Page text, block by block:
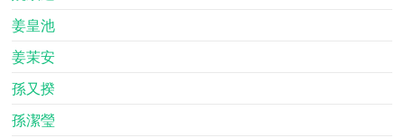
姜皇池
姜茉安
孫又揆
孫潔瑩